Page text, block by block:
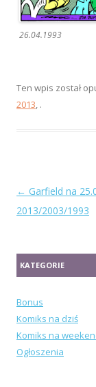
26.04.1993
Ten wpis został
2013, .
Zobacz
wpisy
← Garfield na
2013/2003/1993
KATEGORIE
Bonus
Komiks na dziś
Komiks na
Ogłoszenia